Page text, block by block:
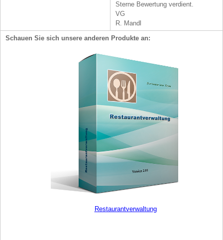
Sterne Bewertung verdient.
VG
R. Mandl
Schauen Sie sich unsere anderen Produkte an:
Restaurantverwaltung